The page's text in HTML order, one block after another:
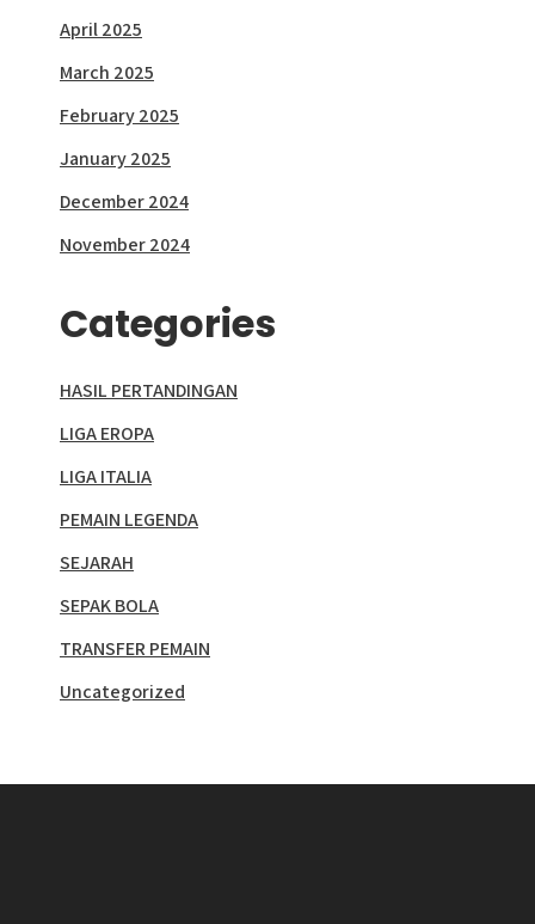
April 2025
March 2025
February 2025
January 2025
December 2024
November 2024
Categories
HASIL PERTANDINGAN
LIGA EROPA
LIGA ITALIA
PEMAIN LEGENDA
SEJARAH
SEPAK BOLA
TRANSFER PEMAIN
Uncategorized